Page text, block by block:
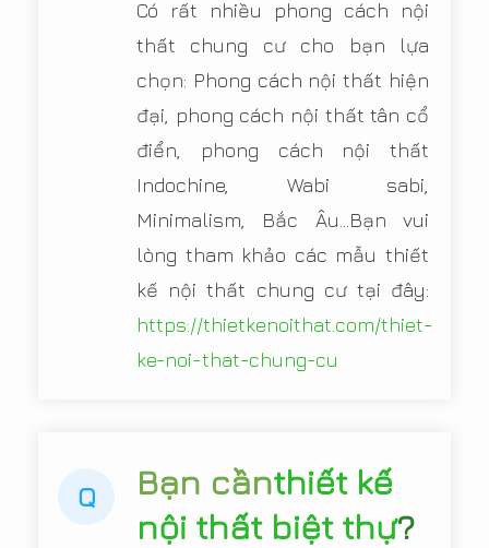
Có rất nhiều phong cách nội
thất chung cư cho bạn lựa
chọn: Phong cách nội thất hiện
đại, phong cách nội thất tân cổ
điển, phong cách nội thất
Indochine, Wabi sabi,
Minimalism, Bắc Âu...Bạn vui
lòng tham khảo các mẫu thiết
kế nội thất chung cư tại đây:
https://thietkenoithat.com/thiet-
ke-noi-that-chung-cu
Q Bạn cầnthiết kế
nội thất biệt thự?